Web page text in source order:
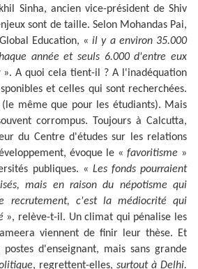
Sinha, ancien vice-président de Shiv
sont de taille. Selon Mohandas Pai,
Education, «il y a environ 35.000
année et seuls 6.000 d'entre eux
». A quoi cela tient-il ? A l'inadéquation
et celles qui sont recherchées.
(le même que pour les étudiants). Mais
corrompus. Toujours à Calcutta,
du Centre d'études sur les relations
évoque le « favoritisme »
publiques. « Les fonds pourraient
mais en raison du népotisme qui
recrutement, c'est la médiocrité qui
», relève-t-il. Un climat qui pénalise les
viennent de finir leur thèse. Et
d'enseignant, mais sans grande
, regrettent-elles, surtout à Delhi.